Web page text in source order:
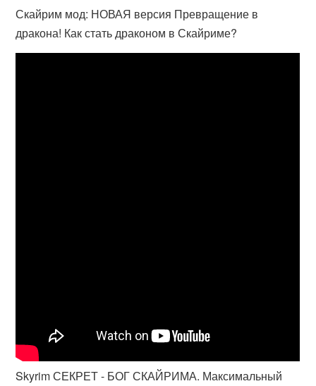
Скайрим мод: НОВАЯ версия Превращение в
дракона! Как стать драконом в Скайриме?
Skyrim СЕКРЕТ - БОГ СКАЙРИМА. Максимальный